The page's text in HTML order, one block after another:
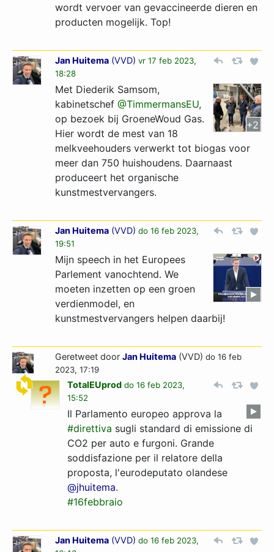
wordt vervoer van gevaccineerde dieren en
producten mogelijk. Top!
Jan Huitema (VVD) vr 17 feb 2023,
18:28
+2
Met Diederik Samsom,
kabinetschef @TimmermansEU,
op bezoek bij GroeneWoud Gas.
Hier wordt de mest van 18
melkveehouders verwerkt tot biogas voor
meer dan 750 huishoudens. Daarnaast
produceert het organische
kunstmestvervangers.
Jan Huitema (VVD) do 16 feb 2023,
19:51
Mijn speech in het Europees
Parlement vanochtend. We
moeten inzetten op een groen
verdienmodel, en
kunstmestvervangers helpen daarbij!
Geretweet door Jan Huitema (VVD) do 16 feb
2023, 17:19
TotalEUprod do 16 feb 2023,
15:52
Il Parlamento europeo approva la
#direttiva sugli standard di emissione di
CO2 per auto e furgoni. Grande
soddisfazione per il relatore della
proposta, l'eurodeputato olandese
@jhuitema.
#16febbraio
Jan Huitema (VVD) do 16 feb 2023,